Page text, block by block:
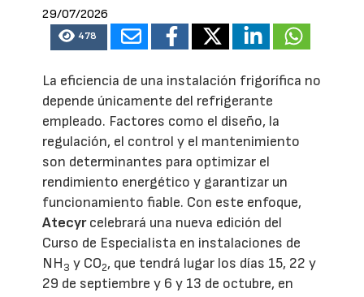
29/07/2026
478
La eficiencia de una instalación frigorífica no
depende únicamente del refrigerante
empleado. Factores como el diseño, la
regulación, el control y el mantenimiento
son determinantes para optimizar el
rendimiento energético y garantizar un
funcionamiento fiable. Con este enfoque,
Atecyrcelebrará una nueva edición del
Curso de Especialista en instalaciones de
NH3 y CO2, que tendrá lugar los días 15, 22 y
29 de septiembre y 6 y 13 de octubre, en